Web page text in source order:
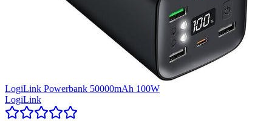
LogiLink Powerbank 50000mAh 100W
LogiLink